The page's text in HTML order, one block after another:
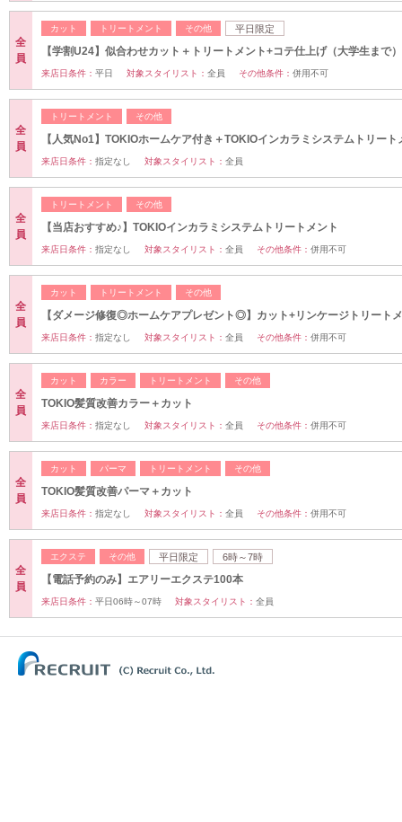
全
員
カット トリートメント その他 平日限定
【学割U24】似合わせカット＋トリートメント+コテ仕上げ（大学生まで）
来店日条件： 平日 対象スタイリスト： 全員 その他条件： 併用不可
全
員
トリートメント その他
【人気No1】TOKIOホームケア付き＋TOKIOインカラミシステムトリート
来店日条件： 指定なし 対象スタイリスト： 全員
全
員
トリートメント その他
【当店おすすめ♪】TOKIOインカラミシステムトリートメント
来店日条件： 指定なし 対象スタイリスト： 全員 その他条件： 併用不可
全
員
カット トリートメント その他
【ダメージ修復◎ホームケアプレゼント◎】カット+リンケージトリート
来店日条件： 指定なし 対象スタイリスト： 全員 その他条件： 併用不可
全
員
カット カラー トリートメント その他
TOKIO髪質改善カラー＋カット
来店日条件： 指定なし 対象スタイリスト： 全員 その他条件： 併用不可
全
員
カット パーマ トリートメント その他
TOKIO髪質改善パーマ＋カット
来店日条件： 指定なし 対象スタイリスト： 全員 その他条件： 併用不可
全
員
エクステ その他 平日限定 6時～7時
【電話予約のみ】エアリーエクステ100本
来店日条件： 平日06時～07時 対象スタイリスト： 全員